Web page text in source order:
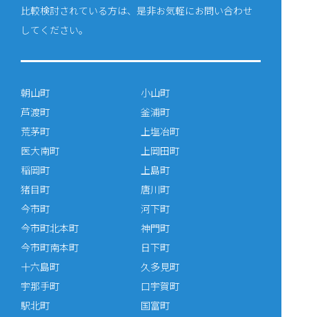
比較検討されている方は、是非お気軽にお問い合わせ
してください。
朝山町
芦渡町
荒茅町
医大南町
稲岡町
猪目町
今市町
今市町北本町
今市町南本町
十六島町
宇那手町
駅北町
小山町
釜浦町
上塩冶町
上岡田町
上島町
唐川町
河下町
神門町
日下町
久多見町
口宇賀町
国富町